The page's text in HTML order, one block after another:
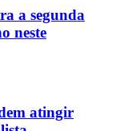
a segunda
neste
atingir